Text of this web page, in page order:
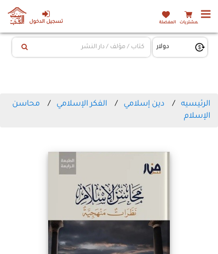
تسجيل الدخول المشتريات المفضلة
الرئيسيه دين إسلامي الفكر الإسلامي
محاسن
الإسلام